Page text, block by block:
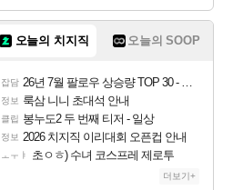
오늘의 치지직 오늘의 SOOP
잡담 26년 7월 팔로우 상승량 TOP 30 - 월간 치지직
정보 룩삼 니니 초대석 안내
클립 봉누도2 두 번째 티저 - 일상
정보 2026 치지직 이리대회 오픈컵 안내
ㅗㅜㅑ 초ㅇㅎ) 수녀 코스프레 제로투
더보기+